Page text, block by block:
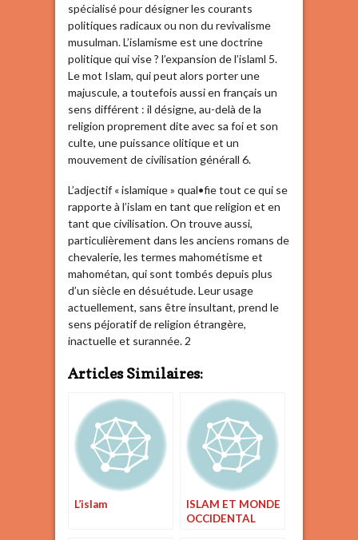
spécialisé pour désigner les courants
politiques radicaux ou non du revivalisme
musulman. L’islamisme est une doctrine
politique qui vise ? l’expansion de l’islaml 5.
Le mot Islam, qui peut alors porter une
majuscule, a toutefois aussi en français un
sens différent : il désigne, au-delà de la
religion proprement dite avec sa foi et son
culte, une puissance olitique et un
mouvement de civilisation générall 6.
L’adjectif « islamique » qual•fie tout ce qui se
rapporte à l’islam en tant que religion et en
tant que civilisation. On trouve aussi,
particulièrement dans les anciens romans de
chevalerie, les termes mahométisme et
mahométan, qui sont tombés depuis plus
d’un siècle en désuétude. Leur usage
actuellement, sans être insultant, prend le
sens péjoratif de religion étrangère,
inactuelle et surannée. 2
Articles Similaires:
L’islam
ISLAM ET MONDE
OCCIDENTAL